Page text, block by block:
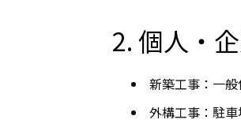
2. 個人・
新築工事：一
外構工事：駐